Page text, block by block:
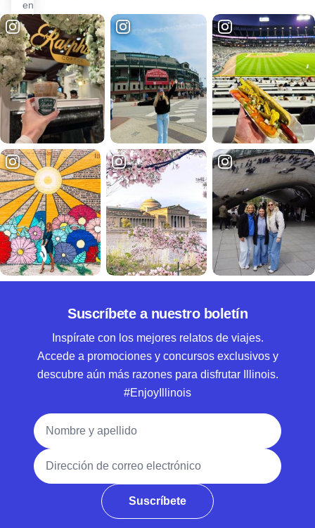
en el
Mississippi,
abierto para
visitas
autoguiadas
todos los
días y
guiadas con
cita previa.
También
sirve de...
Suscríbete a nuestro boletín
Inspírate con los mejores relatos de viajes.
Accede a promociones y concursos exclusivos y
descubre aún más razones para disfrutar Illinois.
#EnjoyIllinois
Nombre y apellido
Dirección de correo electrónico
Suscríbete